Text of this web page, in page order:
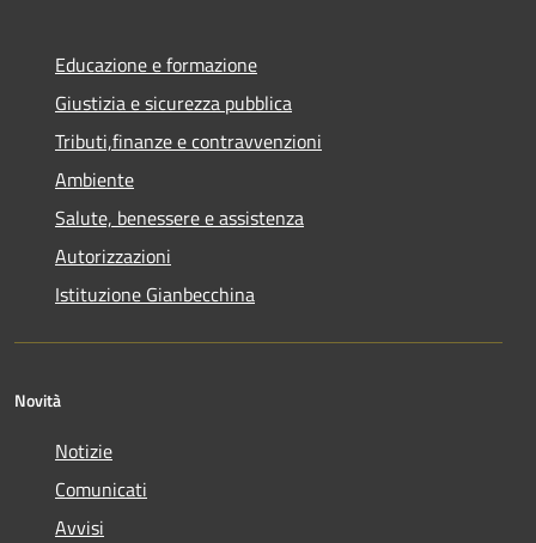
Educazione e formazione
Giustizia e sicurezza pubblica
Tributi,finanze e contravvenzioni
Ambiente
Salute, benessere e assistenza
Autorizzazioni
Istituzione Gianbecchina
Novità
Notizie
Comunicati
Avvisi